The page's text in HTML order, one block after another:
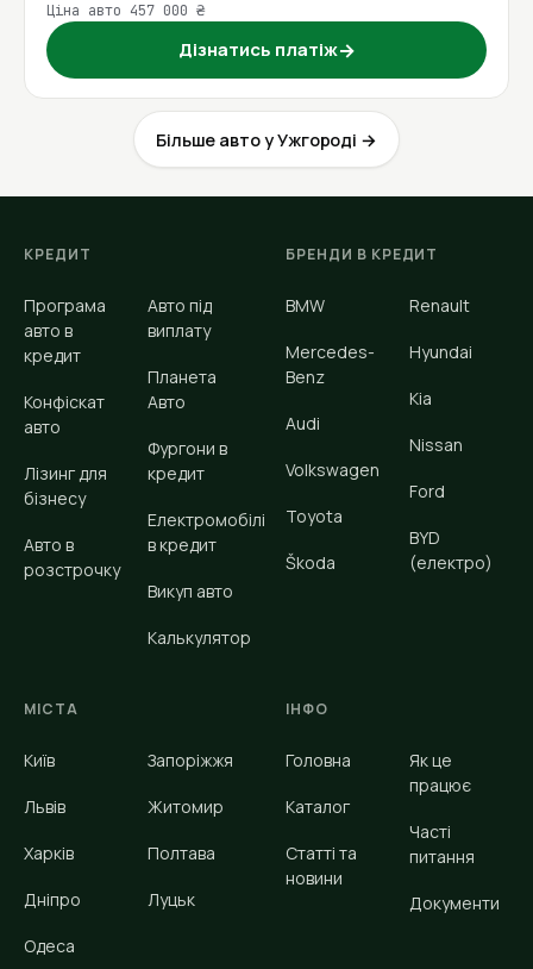
Ціна авто 457 000 ₴
Дізнатись платіж→
Більше авто у Ужгороді →
КРЕДИТ
Програма
авто в
кредит
Конфіскат
авто
Лізинг для
бізнесу
Авто в
розстрочку
Авто під
виплату
Планета
Авто
Фургони в
кредит
Електромобілі
в кредит
Викуп авто
Калькулятор
БРЕНДИ В КРЕДИТ
BMW
Mercedes-
Benz
Audi
Volkswagen
Toyota
Škoda
Renault
Hyundai
Kia
Nissan
Ford
BYD
(електро)
МІСТА
Київ
Львів
Харків
Дніпро
Одеса
Запоріжжя
Житомир
Полтава
Луцьк
ІНФО
Головна
Каталог
Статті та
новини
Як це
працює
Часті
питання
Документи